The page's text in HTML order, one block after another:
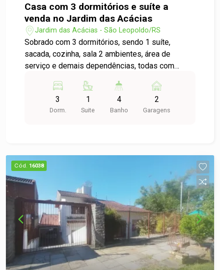
Casa com 3 dormitórios e suíte a
venda no Jardim das Acácias
Jardim das Acácias - São Leopoldo/RS
Sobrado com 3 dormitórios, sendo 1 suíte,
sacada, cozinha, sala 2 ambientes, área de
serviço e demais dependências, todas com
proporcionando fácil acesso ao centro da cidade.
Liga pra gente e saiba tudo do seu novo lar!
3
Dorm.
1
Suite
4
Banho
2
Garagens
Cód. 16038